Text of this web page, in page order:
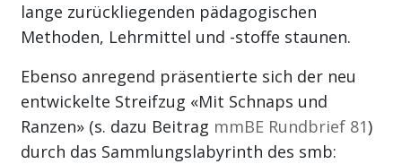
lange zurückliegenden pädagogischen
Methoden, Lehrmittel und -stoffe staunen.
Ebenso anregend präsentierte sich der neu
entwickelte Streifzug «Mit Schnaps und
Ranzen» (s. dazu Beitrag mmBE Rundbrief 81)
durch das Sammlungslabyrinth des smb: